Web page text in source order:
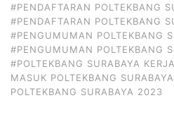
#PENDAFTARAN POLTEKBANG
#PENDAFTARAN POLTEKBANG
#PENGUMUMAN POLTEKBANG
#PENGUMUMAN POLTEKBANG
#POLTEKBANG SURABAYA
MASUK POLTEKBANG SURABAYA
POLTEKBANG SURABAYA 2023